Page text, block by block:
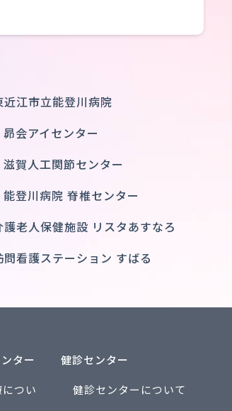
近江市立能登川病院
昴会アイセンター
滋賀人工関節センター
能登川病院 脊椎センター
護老人保健施設 リスタあすなろ
問看護ステーション すばる
ター
つい
健診センター
健診センターについて